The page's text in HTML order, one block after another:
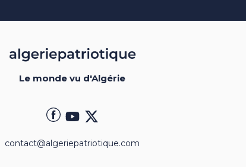
Le monde vu d'Algérie
contact@algeriepatriotique.com